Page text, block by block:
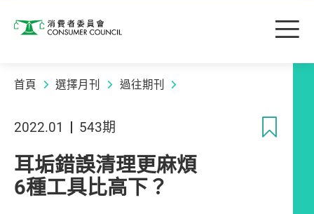
消費者委員會 目
首頁 選擇月刊 過往期刊
2022.01 543期
耳垢錯誤清理更麻煩
6種工具比高下？